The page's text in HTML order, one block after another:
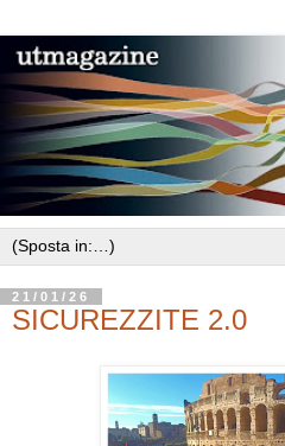
21/01/26
SICUREZZITE 2.0